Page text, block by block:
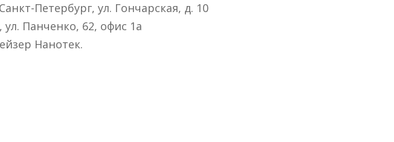
Петербург, ул. Гончарская, д. 10
Панченко, 62, офис 1а
Нанотек.